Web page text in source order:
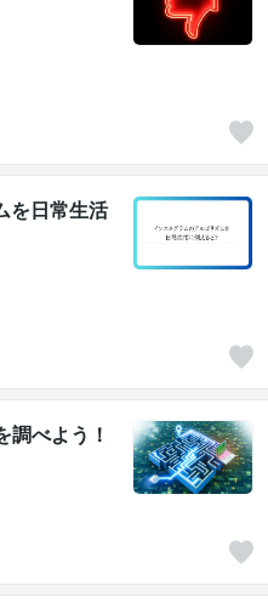
を日常生活
べよう！